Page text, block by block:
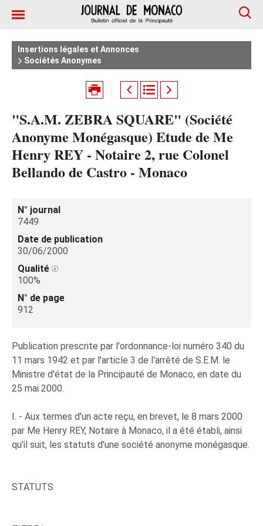
Insertions légales et Annonces
Sociétés Anonymes
"S.A.M. ZEBRA SQUARE" (Société
Anonyme Monégasque) Etude de Me
Henry REY - Notaire 2, rue Colonel
Bellando de Castro - Monaco
N° journal
7449
Date de publication
30/06/2000
Qualité
100%
N° de page
912
Publication prescrite par l'ordonnance-loi numéro 340 du
11 mars 1942 et par l'article 3 de l'arrêté de S.E.M. le
Ministre d'état de la Principauté de Monaco, en date du
25 mai 2000.
I. - Aux termes d'un acte reçu, en brevet, le 8 mars 2000
par Me Henry REY, Notaire à Monaco, il a été établi, ainsi
qu'il suit, les statuts d'une société anonyme monégasque.
STATUTS